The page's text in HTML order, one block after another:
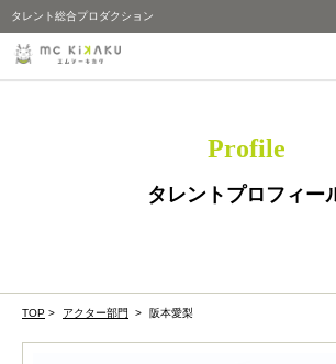
タレント総合プロダクション
Profile
タレントプロフィー
TOP > アクター部門 > 阪本愛梨